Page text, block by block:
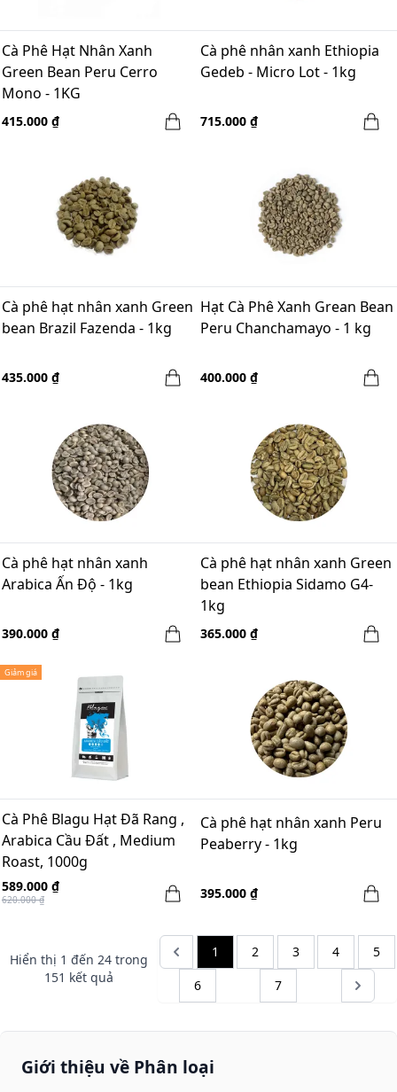
Cà Phê Hạt Nhân Xanh
Green Bean Peru Cerro
Mono - 1KG
415.000 ₫
Cà phê nhân xanh Ethiopia
Gedeb - Micro Lot - 1kg
715.000 ₫
Cà phê hạt nhân xanh Green
bean Brazil Fazenda - 1kg
435.000 ₫
Hạt Cà Phê Xanh Grean Bean
Peru Chanchamayo - 1 kg
400.000 ₫
Cà phê hạt nhân xanh
Arabica Ấn Độ - 1kg
390.000 ₫
Cà phê hạt nhân xanh Green
bean Ethiopia Sidamo G4-
1kg
365.000 ₫
Giảm giá
Cà Phê Blagu Hạt Đã Rang ,
Arabica Cầu Đất , Medium
Roast, 1000g
589.000 ₫
620.000 ₫
Cà phê hạt nhân xanh Peru
Peaberry - 1kg
395.000 ₫
Hiển thị 1 đến 24trong
151 kết quả
1 2 3 4
5
6
7
Giới thiệu về Phân loại